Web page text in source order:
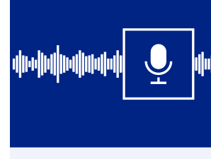
ons
op)